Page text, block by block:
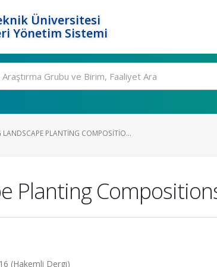
Üniversitesi
Yönetim Sistemi
LANDSCAPE PLANTING COMPOSITIO...
Planting
(Hakemli Dergi)